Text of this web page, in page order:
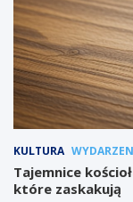
KULTURA
Tajemnice
które zaskakują